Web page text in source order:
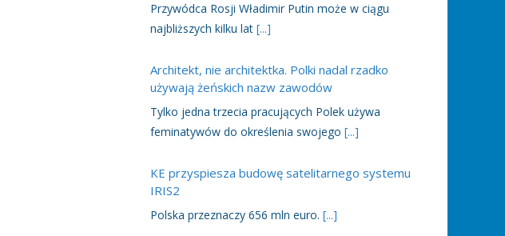
Przywódca Rosji Władimir Putin może w ciągu
najbliższych kilku lat [...]
Architekt, nie architektka. Polki nadal rzadko
używają żeńskich nazw zawodów
Tylko jedna trzecia pracujących Polek używa
feminatywów do określenia swojego [...]
KE przyspiesza budowę satelitarnego systemu
IRIS2
Polska przeznaczy 656 mln euro. [...]